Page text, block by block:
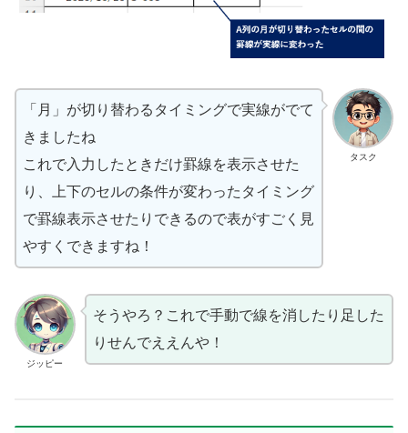
タスク
「月」が切り替わるタイミングで実線がでて
きましたね
これで入力したときだけ罫線を表示させた
り、上下のセルの条件が変わったタイミング
で罫線表示させたりできるので表がすごく見
やすくできますね！
ジッピー
そうやろ？これで手動で線を消したり足した
りせんでええんや！